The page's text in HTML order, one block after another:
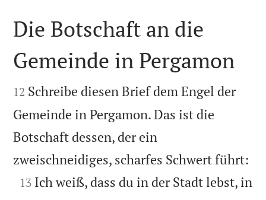

Die Botschaft an die
Gemeinde in Pergamon

12 Schreibe diesen Brief dem Engel der
Gemeinde in Pergamon. Das ist die
Botschaft dessen, der ein
zweischneidiges, scharfes Schwert führt:

13 Ich weiß, dass du in der Stadt lebst, in